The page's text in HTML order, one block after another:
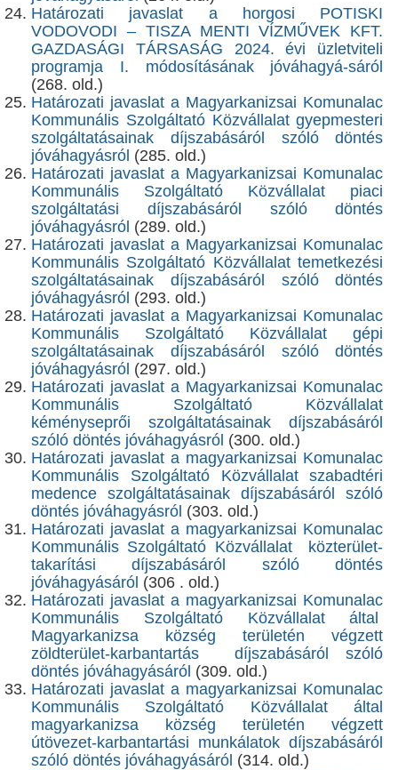
Határozati javaslat a horgosi POTISKI
VODOVODI – TISZA MENTI VÍZMŰVEK KFT.
GAZDASÁGI TÁRSASÁG 2024. évi üzletviteli
programja I. módosításának jóváhagyá-sáról
(268. old.)
Határozati javaslat a Magyarkanizsai Komunalac
Kommunális Szolgáltató Közvállalat gyepmesteri
szolgáltatásainak díjszabásáról szóló döntés
jóváhagyásról (285. old.)
Határozati javaslat a Magyarkanizsai Komunalac
Kommunális Szolgáltató Közvállalat piaci
szolgáltatási díjszabásáról szóló döntés
jóváhagyásról (289. old.)
Határozati javaslat a Magyarkanizsai Komunalac
Kommunális Szolgáltató Közvállalat temetkezési
szolgáltatásainak díjszabásáról szóló döntés
jóváhagyásról (293. old.)
Határozati javaslat a Magyarkanizsai Komunalac
Kommunális Szolgáltató Közvállalat gépi
szolgáltatásainak díjszabásáról szóló döntés
jóváhagyásról (297. old.)
Határozati javaslat a Magyarkanizsai Komunalac
Kommunális Szolgáltató Közvállalat
kéményseprői szolgáltatásainak díjszabásáról
szóló döntés jóváhagyásról (300. old.)
Határozati javaslat a magyarkanizsai Komunalac
Kommunális Szolgáltató Közvállalat szabadtéri
medence szolgáltatásainak díjszabásáról szóló
döntés jóváhagyásról (303. old.)
Határozati javaslat a magyarkanizsai Komunalac
Kommunális Szolgáltató Közvállalat közterület-
takarítási díjszabásáról szóló döntés
jóváhagyásáról (306 . old.)
Határozati javaslat a magyarkanizsai Komunalac
Kommunális Szolgáltató Közvállalat által
Magyarkanizsa község területén végzett
zöldterület-karbantartás díjszabásáról szóló
döntés jóváhagyásáról (309. old.)
Határozati javaslat a magyarkanizsai Komunalac
Kommunális Szolgáltató Közvállalat által
magyarkanizsa község területén végzett
útövezet-karbantartási munkálatok díjszabásáról
szóló döntés jóváhagyásáról (314. old.)